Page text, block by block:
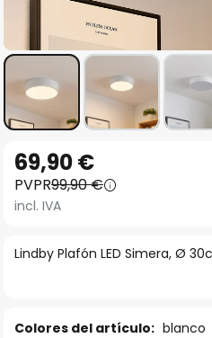
comienzo
de
galería
Lindby Plafón LED Simera, Ø
69,90 €
PVPR99,90 €
incl. IVA
Colores del artículo: blanco